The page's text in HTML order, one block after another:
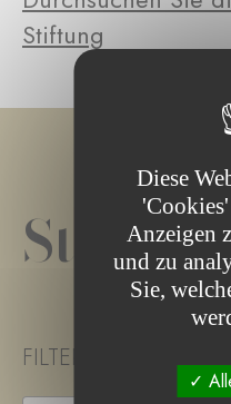
Stiftung
FILTER PROJECT
Diese
Anzeigen
und zu
Sie,